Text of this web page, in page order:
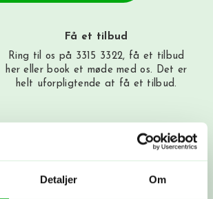
Detaljer Om
Få et tilbud
Ring til os på 3315 3322, få et tilbud
her eller book et møde med os. Det er
helt uforpligtende at få et tilbud.
Skræddersyet rejse
Sammen skræddersyr vi din drømmerejse
ud fra dine ønsker.